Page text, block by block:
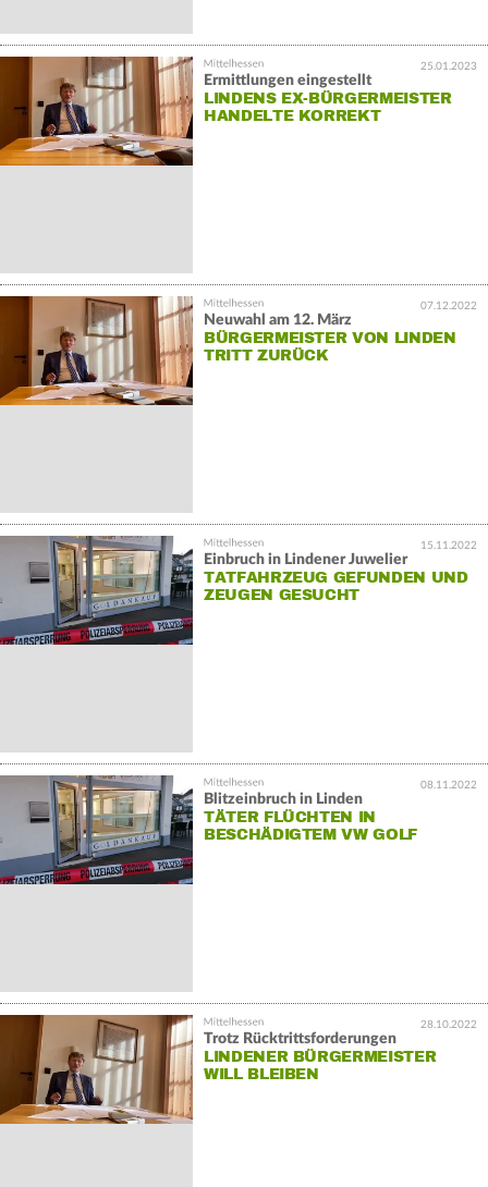
25.01.2023
Ermittlungen eingestellt
LINDENS EX-BÜRGERMEISTER
HANDELTE KORREKT
07.12.2022
Neuwahl am 12. März
BÜRGERMEISTER VON LINDEN
TRITT ZURÜCK
15.11.2022
Einbruch in Lindener Juwelier
TATFAHRZEUG GEFUNDEN UND
ZEUGEN GESUCHT
08.11.2022
Blitzeinbruch in Linden
TÄTER FLÜCHTEN IN
BESCHÄDIGTEM VW GOLF
28.10.2022
Trotz Rücktrittsforderungen
LINDENER BÜRGERMEISTER
WILL BLEIBEN